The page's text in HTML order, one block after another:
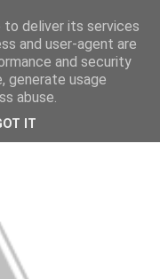
to deliver its services
and user-agent are
and security
generate usage
abuse.
IT